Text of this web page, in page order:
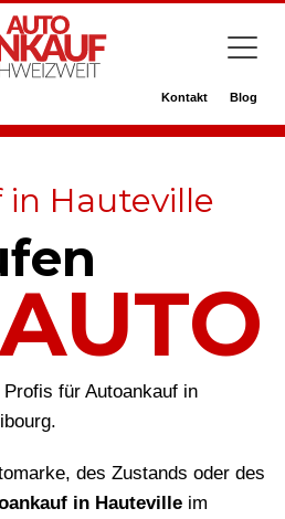
Kontakt Blog
Hauteville
für Autoankauf in
des Zustands oder des
in Hauteville im